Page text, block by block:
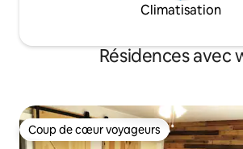
Climatisation
Résidences avec
Coup de cœur voyageurs
Coup de cœur voyageurs